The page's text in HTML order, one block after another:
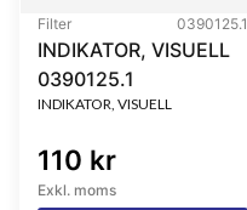
Filter 0390125.1
INDIKATOR, VISUELL
0390125.1
INDIKATOR, VISUELL
110 kr
Exkl. moms